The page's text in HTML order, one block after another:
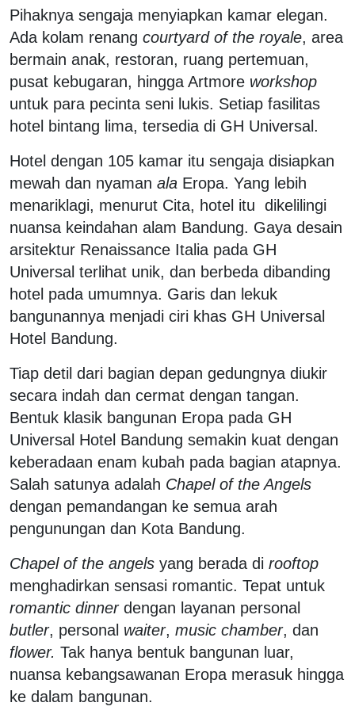
Pihaknya sengaja menyiapkan kamar elegan.
Ada kolam renang courtyard of the royale, area
bermain anak, restoran, ruang pertemuan,​
pusat kebugaran, hingga Artmore workshop
untuk para pecinta seni lukis. Setiap fasilitas
hotel bintang lima, tersedia di GH Universal.
Hotel dengan 105 kamar itu sengaja disiapkan
mewah dan nyaman ala Eropa. Yang lebih
menariklagi, menurut Cita, hotel itu dikelilingi
nuansa keindahan alam Bandung. Gaya desain
arsitektur Renaissance Italia pada GH
Universal terlihat unik, dan berbeda dibanding
hotel pada umumnya. Garis dan lekuk
bangunannya menjadi ciri khas GH Universal
Hotel Bandung.
Tiap detil dari bagian depan gedungnya diukir
secara indah dan cermat dengan tangan.
Bentuk klasik bangunan Eropa pada GH
Universal Hotel Bandung semakin kuat dengan
keberadaan enam kubah pada bagian atapnya.
Salah satunya adalah Chapel of the Angels
dengan pemandangan ke semua arah
pengunungan dan Kota Bandung.
Chapel of the angels yang berada di rooftop
menghadirkan sensasi romantic. Tepat untuk
romantic dinnerdengan layanan personal
butler, personal waiter, music chamber, dan
flower. Tak hanya bentuk bangunan luar,
nuansa kebangsawanan Eropa merasuk hingga
ke dalam bangunan.